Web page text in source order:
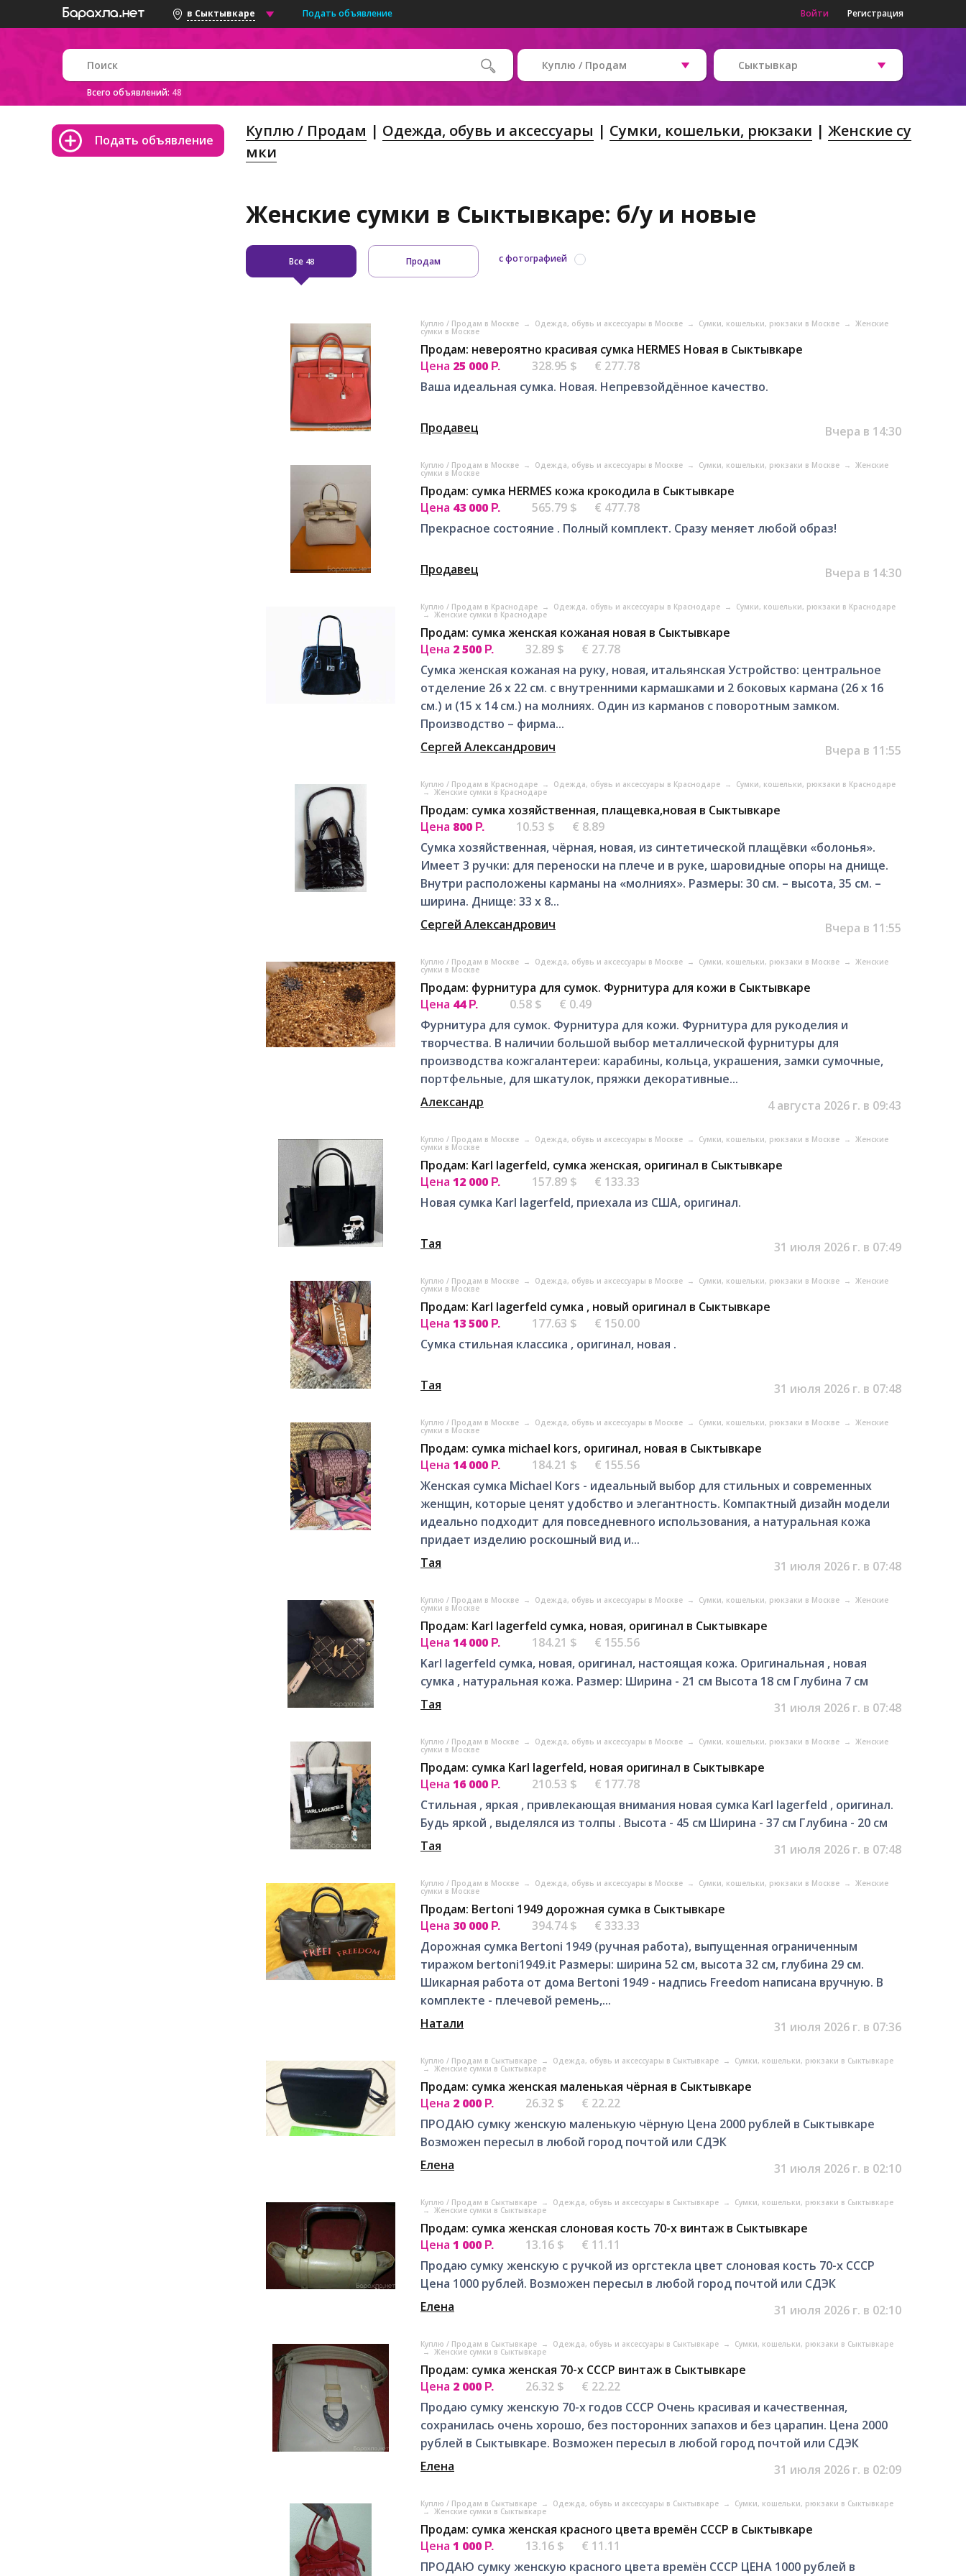
в Сыктывкаре Подать объявление Войти Регистрация
Всего объявлений: 48
Куплю / Продам Сыктывкар
Подать объявление Куплю / Продам Одежда, обувь и аксессуары Сумки, кошельки, рюкзаки
Женские су
мки
Женские сумки в Сыктывкаре: б/у и новые
Все 48 Продам с фотографией
Куплю / Продам в Москве → Одежда, обувь и аксессуары в Москве → Сумки, кошельки, рюкзаки в Москве → Женские
сумки в Москве
Продам: невероятно красивая сумка HERMES Новая в Сыктывкаре
Цена 25 000 Р. 328.95 $
€ 277.78
Ваша идеальная сумка. Новая. Непревзойдённое качество.
Продавец Вчера в 14:30
Куплю / Продам в Москве → Одежда, обувь и аксессуары в Москве → Сумки, кошельки, рюкзаки в Москве → Женские
сумки в Москве
Продам: сумка HERMES кожа крокодила в Сыктывкаре
Цена 43 000 Р. 565.79 $
€ 477.78
Прекрасное состояние . Полный комплект. Сразу меняет любой образ!
Продавец Вчера в 14:30
Куплю / Продам в Краснодаре → Одежда, обувь и аксессуары в Краснодаре → Сумки, кошельки, рюкзаки в Краснодаре
→ Женские сумки в Краснодаре
Продам: сумка женская кожаная новая в Сыктывкаре
Цена 2 500 Р. 32.89 $
€ 27.78
Сумка женская кожаная на руку, новая, итальянская Устройство: центральное
отделение 26 х 22 см. с внутренними кармашками и 2 боковых кармана (26 х 16
см.) и (15 х 14 см.) на молниях. Один из карманов с поворотным замком.
Производство – фирма...
Сергей Александрович
Вчера в 11:55
Куплю / Продам в Краснодаре → Одежда, обувь и аксессуары в Краснодаре → Сумки, кошельки, рюкзаки в Краснодаре
→ Женские сумки в Краснодаре
Продам: сумка хозяйственная, плащевка,новая в Сыктывкаре
Цена 800 Р. 10.53 $
€ 8.89
Сумка хозяйственная, чёрная, новая, из синтетической плащёвки «болонья».
Имеет 3 ручки: для переноски на плече и в руке, шаровидные опоры на днище.
Внутри расположены карманы на «молниях». Размеры: 30 см. – высота, 35 см. –
ширина. Днище: 33 х 8...
Сергей Александрович
Вчера в 11:55
Куплю / Продам в Москве → Одежда, обувь и аксессуары в Москве → Сумки, кошельки, рюкзаки в Москве → Женские
сумки в Москве
Продам: фурнитура для сумок. Фурнитура для кожи в Сыктывкаре
Цена 44 Р. 0.58 $
€ 0.49
Фурнитура для сумок. Фурнитура для кожи. Фурнитура для рукоделия и
творчества. В наличии большой выбор металлической фурнитуры для
производства кожгалантереи: карабины, кольца, украшения, замки сумочные,
портфельные, для шкатулок, пряжки декоративные...
Александр
4 августа 2026 г. в 09:43
Куплю / Продам в Москве → Одежда, обувь и аксессуары в Москве → Сумки, кошельки, рюкзаки в Москве → Женские
сумки в Москве
Продам: Karl lagerfeld, сумка женская, оригинал в Сыктывкаре
Цена 12 000 Р. 157.89 $
€ 133.33
Новая сумка Karl lagerfeld, приехала из США, оригинал.
Тая 31 июля 2026 г. в 07:49
Куплю / Продам в Москве → Одежда, обувь и аксессуары в Москве → Сумки, кошельки, рюкзаки в Москве → Женские
сумки в Москве
Продам: Karl lagerfeld сумка , новый оригинал в Сыктывкаре
Цена 13 500 Р. 177.63 $
€ 150.00
Сумка стильная классика , оригинал, новая .
Тая 31 июля 2026 г. в 07:48
Куплю / Продам в Москве → Одежда, обувь и аксессуары в Москве → Сумки, кошельки, рюкзаки в Москве → Женские
сумки в Москве
Продам: сумка michael kors, оригинал, новая в Сыктывкаре
Цена 14 000 Р. 184.21 $
€ 155.56
Женская сумка Michael Kors - идеальный выбор для стильных и современных
женщин, которые ценят удобство и элегантность. Компактный дизайн модели
идеально подходит для повседневного использования, а натуральная кожа
придает изделию роскошный вид и...
Тая
31 июля 2026 г. в 07:48
Куплю / Продам в Москве → Одежда, обувь и аксессуары в Москве → Сумки, кошельки, рюкзаки в Москве → Женские
сумки в Москве
Продам: Karl lagerfeld сумка, новая, оригинал в Сыктывкаре
Цена 14 000 Р. 184.21 $
€ 155.56
Karl lagerfeld сумка, новая, оригинал, настоящая кожа. Оригинальная , новая
сумка , натуральная кожа. Размер: Ширина - 21 см Высота 18 см Глубина 7 см
Тая
31 июля 2026 г. в 07:48
Куплю / Продам в Москве → Одежда, обувь и аксессуары в Москве → Сумки, кошельки, рюкзаки в Москве → Женские
сумки в Москве
Продам: сумка Karl lagerfeld, новая оригинал в Сыктывкаре
Цена 16 000 Р. 210.53 $
€ 177.78
Стильная , яркая , привлекающая внимания новая сумка Karl lagerfeld , оригинал.
Будь яркой , выделялся из толпы . Высота - 45 см Ширина - 37 см Глубина - 20 см
Тая
31 июля 2026 г. в 07:48
Куплю / Продам в Москве → Одежда, обувь и аксессуары в Москве → Сумки, кошельки, рюкзаки в Москве → Женские
сумки в Москве
Продам: Bertoni 1949 дорожная сумка в Сыктывкаре
Цена 30 000 Р. 394.74 $
€ 333.33
Дорожная сумка Bertoni 1949 (ручная работа), выпущенная ограниченным
тиражом bertoni1949.it Размеры: ширина 52 см, высота 32 см, глубина 29 см.
Шикарная работа от дома Bertoni 1949 - надпись Freedom написана вручную. В
комплекте - плечевой ремень,...
Натали
31 июля 2026 г. в 07:36
Куплю / Продам в Сыктывкаре → Одежда, обувь и аксессуары в Сыктывкаре → Сумки, кошельки, рюкзаки в Сыктывкаре
→ Женские сумки в Сыктывкаре
Продам: сумка женская маленькая чёрная в Сыктывкаре
Цена 2 000 Р. 26.32 $
€ 22.22
ПРОДАЮ сумку женскую маленькую чёрную Цена 2000 рублей в Сыктывкаре
Возможен пересыл в любой город почтой или СДЭК
Елена
31 июля 2026 г. в 02:10
Куплю / Продам в Сыктывкаре → Одежда, обувь и аксессуары в Сыктывкаре → Сумки, кошельки, рюкзаки в Сыктывкаре
→ Женские сумки в Сыктывкаре
Продам: сумка женская слоновая кость 70-х винтаж в Сыктывкаре
Цена 1 000 Р. 13.16 $
€ 11.11
Продаю сумку женскую с ручкой из оргстекла цвет слоновая кость 70-х СССР
Цена 1000 рублей. Возможен пересыл в любой город почтой или СДЭК
Елена
31 июля 2026 г. в 02:10
Куплю / Продам в Сыктывкаре → Одежда, обувь и аксессуары в Сыктывкаре → Сумки, кошельки, рюкзаки в Сыктывкаре
→ Женские сумки в Сыктывкаре
Продам: сумка женская 70-х СССР винтаж в Сыктывкаре
Цена 2 000 Р. 26.32 $
€ 22.22
Продаю сумку женскую 70-х годов СССР Очень красивая и качественная,
сохранилась очень хорошо, без посторонних запахов и без царапин. Цена 2000
рублей в Сыктывкаре. Возможен пересыл в любой город почтой или СДЭК
Елена
31 июля 2026 г. в 02:09
Куплю / Продам в Сыктывкаре → Одежда, обувь и аксессуары в Сыктывкаре → Сумки, кошельки, рюкзаки в Сыктывкаре
→ Женские сумки в Сыктывкаре
Продам: сумка женская красного цвета времён СССР в Сыктывкаре
Цена 1 000 Р. 13.16 $
€ 11.11
ПРОДАЮ сумку женскую красного цвета времён СССР ЦЕНА 1000 рублей в